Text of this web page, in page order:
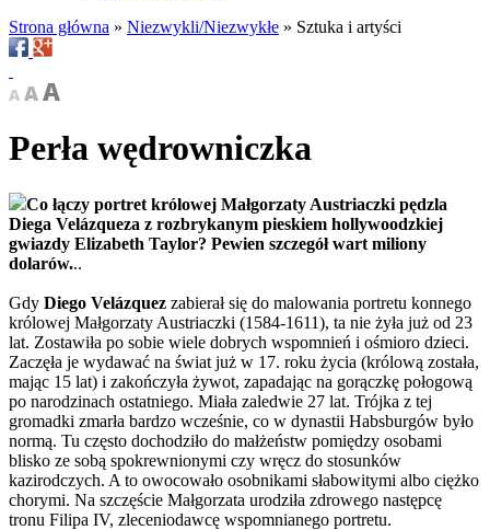
Strona główna » Niezwykli/Niezwykłe » Sztuka i artyści
Perła wędrowniczka
Co łączy portret królowej Małgorzaty Austriaczki pędzla
Diega Velázqueza z rozbrykanym pieskiem hollywoodzkiej
gwiazdy Elizabeth Taylor? Pewien szczegół wart miliony
dolarów...
Gdy Diego Velázquez zabierał się do malowania portretu konnego
królowej Małgorzaty Austriaczki (1584-1611), ta nie żyła już od 23
lat. Zostawiła po sobie wiele dobrych wspomnień i ośmioro dzieci.
Zaczęła je wydawać na świat już w 17. roku życia (królową została,
mając 15 lat) i zakończyła żywot, zapadając na gorączkę połogową
po narodzinach ostatniego. Miała zaledwie 27 lat. Trójka z tej
gromadki zmarła bardzo wcześnie, co w dynastii Habsburgów było
normą. Tu często dochodziło do małżeństw pomiędzy osobami
blisko ze sobą spokrewnionymi czy wręcz do stosunków
kazirodczych. A to owocowało osobnikami słabowitymi albo ciężko
chorymi. Na szczęście Małgorzata urodziła zdrowego następcę
tronu Filipa IV, zleceniodawcę wspomnianego portretu.